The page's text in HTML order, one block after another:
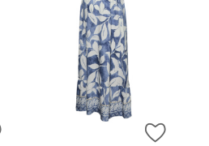
ZUR WUNSCHLISTE HINZUFÜGEN
ZUR